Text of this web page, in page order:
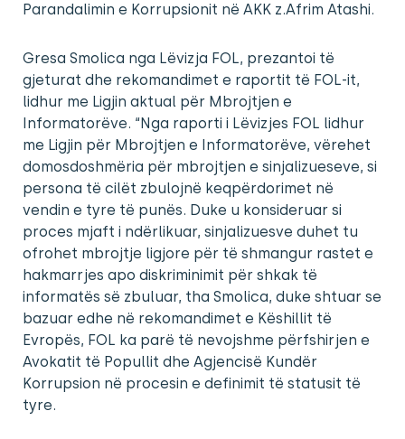
Parandalimin e Korrupsionit në AKK z.Afrim Atashi.
Gresa Smolica nga Lëvizja FOL, prezantoi të
gjeturat dhe rekomandimet e raportit të FOL-it,
lidhur me Ligjin aktual për Mbrojtjen e
Informatorëve. “Nga raporti i Lëvizjes FOL lidhur
me Ligjin për Mbrojtjen e Informatorëve, vërehet
domosdoshmëria për mbrojtjen e sinjalizueseve, si
persona të cilët zbulojnë keqpërdorimet në
vendin e tyre të punës. Duke u konsideruar si
proces mjaft i ndërlikuar, sinjalizuesve duhet tu
ofrohet mbrojtje ligjore për të shmangur rastet e
hakmarrjes apo diskriminimit për shkak të
informatës së zbuluar, tha Smolica, duke shtuar se
bazuar edhe në rekomandimet e Këshillit të
Evropës, FOL ka parë të nevojshme përfshirjen e
Avokatit të Popullit dhe Agjencisë Kundër
Korrupsion në procesin e definimit të statusit të
tyre.